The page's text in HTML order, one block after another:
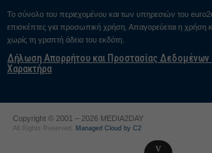
Μάρτιος 24
Φεβρουάριος 24
Ιανουάριος 24
Νοέμβριος 23
Οκτώβριος 23
Το σύνολο του περιεχομένου και των υπηρεσιών του
επισκέπτες για προσωπική χρήση. Απαγορεύεται η χρήση
χωρίς τη γραπτή άδεια του εκδότη.
Δήλωση Απορρήτου και Προστασίας
Χαρακτήρα
Copyright © 2001 – 2026 MEDIA2DAY
All Rights Reserved. Managed Cloud by C2
v